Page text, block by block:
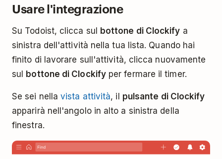
Usare l'integrazione
Su Todoist, clicca sul bottone di Clockify a
sinistra dell'attività nella tua lista. Quando hai
finito di lavorare sull'attività, clicca nuovamente
sul
bottone di Clockifyper fermare il timer.
Se sei nellavista attività, il pulsante di Clockify
apparirà nell'angolo in alto a sinistra della
finestra.